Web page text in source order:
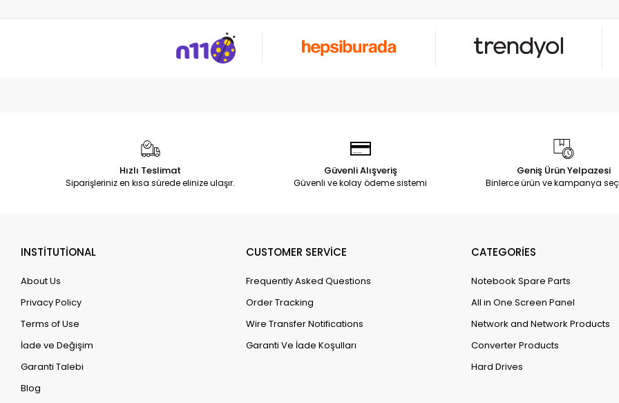
Hızlı Teslimat
Siparişleriniz en kısa sürede elinize ulaşır.
Güvenli Alışveriş
Güvenli ve kolay ödeme sistemi
Geniş Ürün Yelpazesi
Binlerce ürün ve kampanya
INSTİTUTİONAL
About Us
Privacy Policy
Terms of Use
İade ve Değişim
Garanti Talebi
Blog
CUSTOMER SERVİCE
Frequently Asked Questions
Order Tracking
Wire Transfer Notifications
Garanti Ve İade Koşulları
CATEGORİES
Notebook Spare Parts
All in One Screen Panel
Network and Network Products
Converter Products
Hard Drives